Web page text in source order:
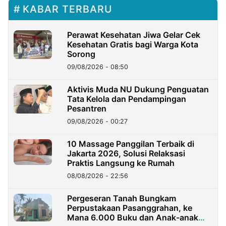
KABAR TERBARU
Perawat Kesehatan Jiwa Gelar Cek
Kesehatan Gratis bagi Warga Kota
Sorong
09/08/2026 - 08:50
Aktivis Muda NU Dukung Penguatan
Tata Kelola dan Pendampingan
Pesantren
09/08/2026 - 00:27
10 Massage Panggilan Terbaik di
Jakarta 2026, Solusi Relaksasi
Praktis Langsung ke Rumah
08/08/2026 - 22:56
Pergeseran Tanah Bungkam
Perpustakaan Pasanggrahan, ke
Mana 6.000 Buku dan Anak-anak